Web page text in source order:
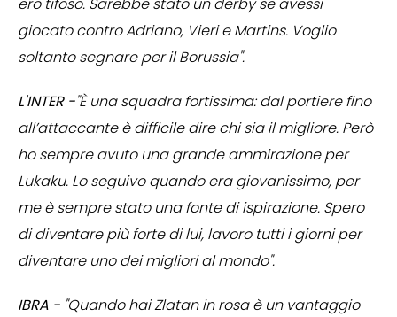
giocato contro Adriano, Vieri e Martins. Voglio
soltanto segnare per il Borussia".
L'INTER -"È una squadra fortissima: dal portiere fino
all’attaccante è difficile dire chi sia il migliore. Però
ho sempre avuto una grande ammirazione per
Lukaku. Lo seguivo quando era giovanissimo, per
me è sempre stato una fonte di ispirazione. Spero
di diventare più forte di lui, lavoro tutti i giorni per
diventare uno dei migliori al mondo".
IBRA - "Quando hai Zlatan in rosa è un vantaggio